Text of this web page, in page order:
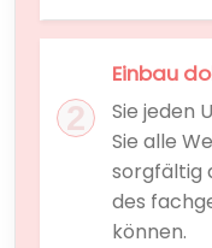
Einbau
Sie jeden
Sie alle
sorgfältig
des
können.